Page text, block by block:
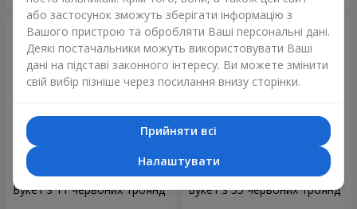
Букет з 11 червоних троянд Букет з 35 червоних троянд
або застосунок зможуть зберігати інформацію з
Вашого пристрою та обробляти Ваші персональні дані.
Деякі постачальники можуть використовувати Ваші
дані на підставі законного інтересу. Ви можете змінити
свій вибір пізніше через посилання внизу сторінки.
Прийняти всі
Налаштувати